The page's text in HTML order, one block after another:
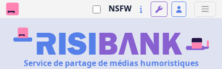
NSFW
Service de partage de médias humoristiques